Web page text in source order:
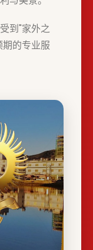
到"家外之
的专业服